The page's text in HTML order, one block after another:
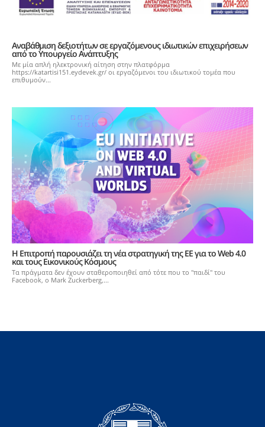
Αναβάθμιση δεξιοτήτων σε εργαζόμενους ιδιωτικών επιχειρήσεων
από το Υπουργείο Ανάπτυξης
Με μία απλή ηλεκτρονική αίτηση στην πλατφόρμα
https://katartisi151.eydevek.gr/ οι εργαζόμενοι του ιδιωτικού τομέα που
επιθυμούν...
Η Επιτροπή παρουσιάζει τη νέα στρατηγική της ΕΕ για το Web 4.0
και τους Εικονικούς Κόσμους
Τα πράγματα δεν έχουν σταθεροποιηθεί από τότε που το "παιδί" του
Facebook, ο Mark Zuckerberg,...